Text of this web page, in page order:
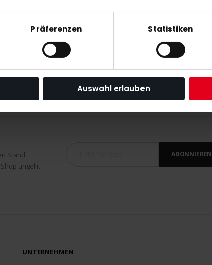
Präferenzen Statistiken
Auswahl erlauben
orange/black Wing
Stand
angeht.
ABONNIEREN
UNTERNEHMEN